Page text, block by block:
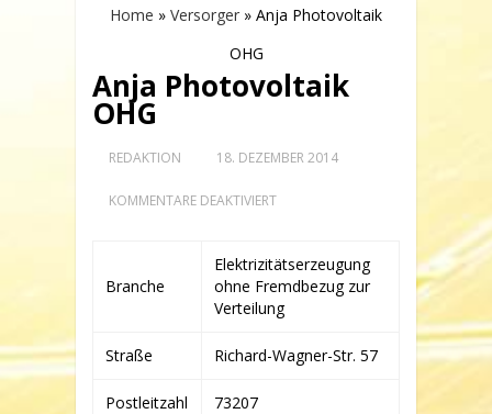
Home » Versorger » Anja Photovoltaik
OHG
Anja Photovoltaik
OHG
REDAKTION 18. DEZEMBER 2014
KOMMENTARE DEAKTIVIERTFÜR
Branche
Elektrizitätserzeugung
ohne Fremdbezug zur
Verteilung
Straße Richard-Wagner-Str. 57
Postleitzahl 73207